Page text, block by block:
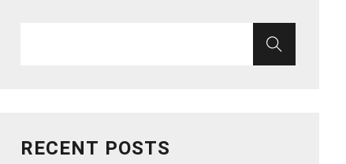
RECENT POSTS